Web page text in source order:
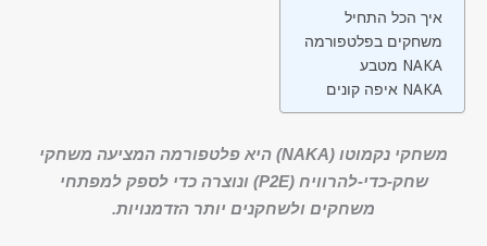
איך הכל התחיל
משחקים בפלטפורמה
מטבע NAKA
איפה קונים NAKA
משחקי נקמוטו (NAKA) היא פלטפורמה המציעה משחקי
שחק-כדי-להרוויח (P2E) ונוצרה כדי לספק למפתחי
משחקים ולשחקנים יותר הזדמנויות.